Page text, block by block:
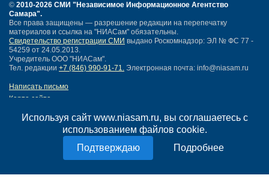
Используя сайт www.niasam.ru, вы соглашаетесь с
использованием файлов cookie.
Подробнее
© 2010-2026 СМИ "Независимое Информационное Агентство
Самара".
Все права защищены — разрешение редакции на перепечатку
материалов и ссылка на "НИАСам" обязательны.
Свидетельство регистрации СМИ выдано Роскомнадзор: ЭЛ № ФС 77 -
54259 от 24.05.2013.
Учредитель ООО "НИАСам".
Тел. редакции +7 (846) 990-91-71. Электронная почта: info@niasam.ru
Написать письмо
Карта сайта
Политика конфиденциальности
Согласие на обработку персональных данных